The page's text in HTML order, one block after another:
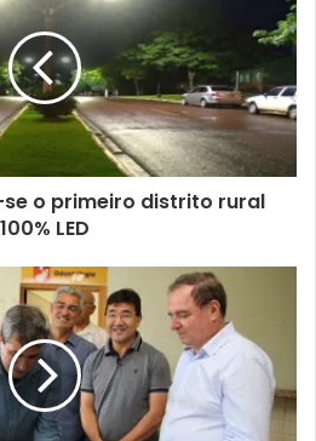
Edital nº 009/2019 prazos
o primeiro distrito rural
100% LED